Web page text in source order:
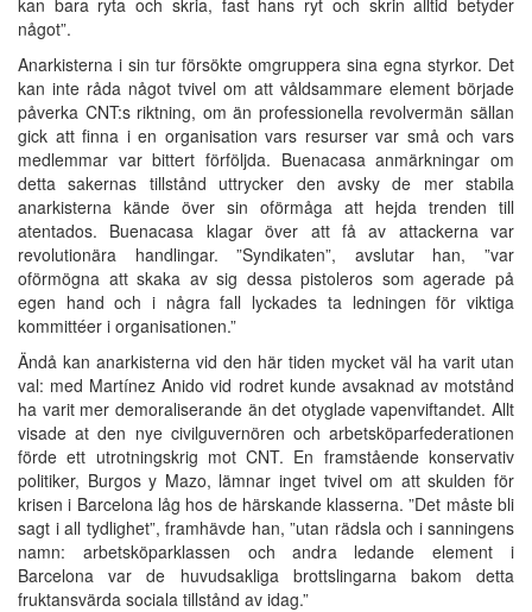
något”.
Anarkisterna i sin tur försökte omgruppera sina egna styrkor. Det
kan inte råda något tvivel om att våldsammare element började
påverka CNT:s riktning, om än professionella revolvermän sällan
gick att finna i en organisation vars resurser var små och vars
medlemmar var bittert förföljda. Buenacasa anmärkningar om
detta sakernas tillstånd uttrycker den avsky de mer stabila
anarkisterna kände över sin oförmåga att hejda trenden till
atentados. Buenacasa klagar över att få av attackerna var
revolutionära handlingar. ”Syndikaten”, avslutar han, ”var
oförmögna att skaka av sig dessa pistoleros som agerade på
egen hand och i några fall lyckades ta ledningen för viktiga
kommittéer i organisationen.”
Ändå kan anarkisterna vid den här tiden mycket väl ha varit utan
val: med Martínez Anido vid rodret kunde avsaknad av motstånd
ha varit mer demoraliserande än det otyglade vapenviftandet. Allt
visade at den nye civilguvernören och arbetsköparfederationen
förde ett utrotningskrig mot CNT. En framstående konservativ
politiker, Burgos y Mazo, lämnar inget tvivel om att skulden för
krisen i Barcelona låg hos de härskande klasserna. ”Det måste bli
sagt i all tydlighet”, framhävde han, ”utan rädsla och i sanningens
namn: arbetsköparklassen och andra ledande element i
Barcelona var de huvudsakliga brottslingarna bakom detta
fruktansvärda sociala tillstånd av idag.”